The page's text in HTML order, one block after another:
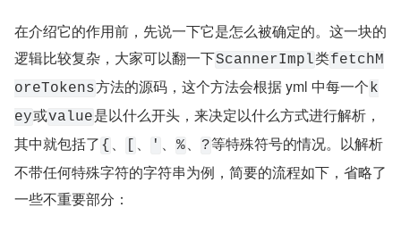
在介绍它的作用前，先说一下它是怎么被确定的。这一块的
逻辑比较复杂，大家可以翻一下ScannerImpl类fetchM
oreTokens方法的源码，这个方法会根据 yml 中每一个k
ey或value是以什么开头，来决定以什么方式进行解析，
其中就包括了 { 、 、 ' 、 %、 ?等特殊符号的情况。以解析
不带任何特殊字符的字符串为例，简要的流程如下，省略了
一些不重要部分：